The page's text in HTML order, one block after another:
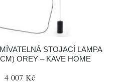
STOJACÍ LAMPA
OREY – KAVE HOME
4 007 Kč